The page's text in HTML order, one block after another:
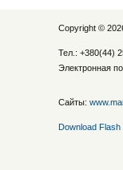
Copyright ©
Тел.: +380(44)
Электронная
Сайты:
Download Flash